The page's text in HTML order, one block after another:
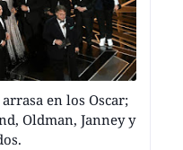
en los Oscar;
Oldman, Janney y